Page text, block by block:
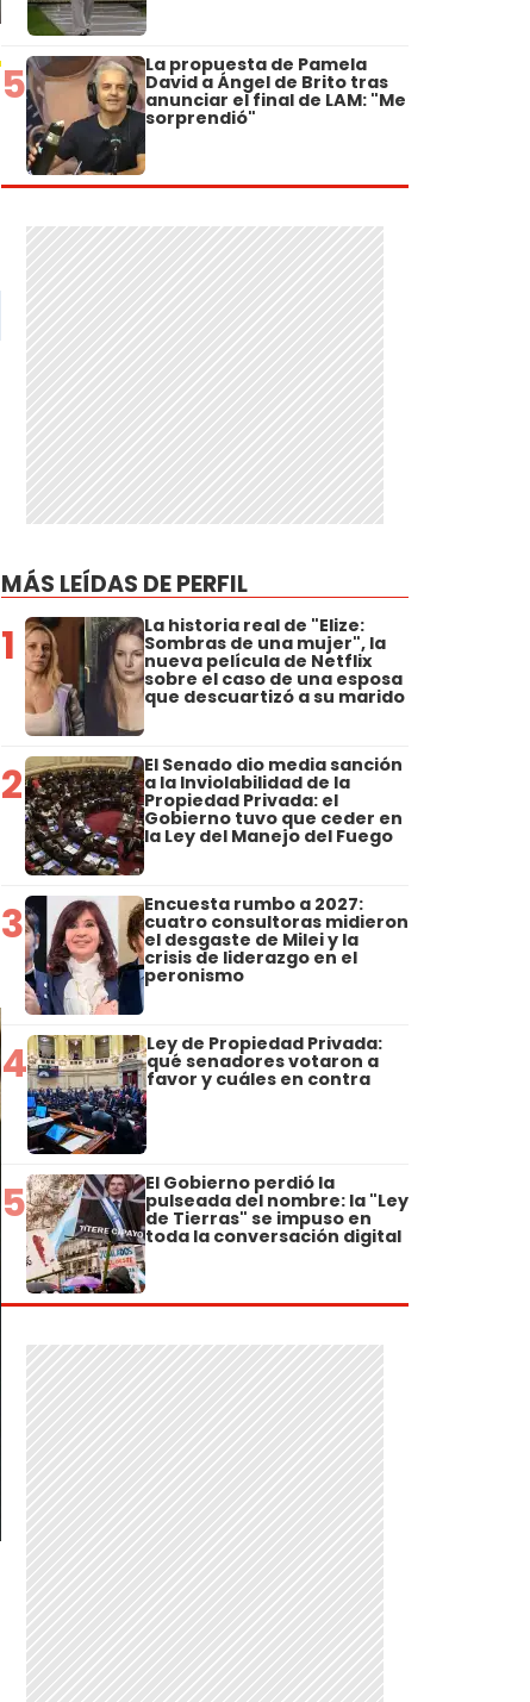
5 La propuesta de Pamela
David a Ángel de Brito tras
anunciar el final de LAM: "Me
sorprendió"
MÁS LEÍDAS DE PERFIL
1 La historia real de "Elize:
Sombras de una mujer", la
nueva película de Netflix
sobre el caso de una esposa
que descuartizó a su marido
2 El Senado dio media sanción
a la Inviolabilidad de la
Propiedad Privada: el
Gobierno tuvo que ceder en
la Ley del Manejo del Fuego
3 Encuesta rumbo a 2027:
cuatro consultoras midieron
el desgaste de Milei y la
crisis de liderazgo en el
peronismo
4 Ley de Propiedad Privada:
qué senadores votaron a
favor y cuáles en contra
5 El Gobierno perdió la
pulseada del nombre: la "Ley
de Tierras" se impuso en
toda la conversación digital